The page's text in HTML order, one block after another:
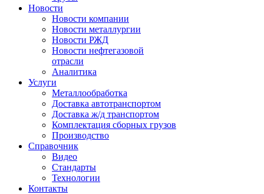
Новости
Новости компании
Новости металлургии
Новости РЖД
Новости нефтегазовой
отрасли
Аналитика
Услуги
Металлообработка
Доставка автотранспортом
Доставка ж/д транспортом
Комплектация сборных грузов
Производство
Справочник
Видео
Стандарты
Технологии
Контакты